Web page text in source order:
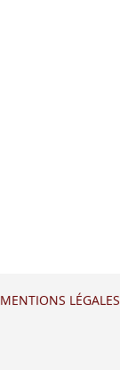
MENTIONS LÉGALES